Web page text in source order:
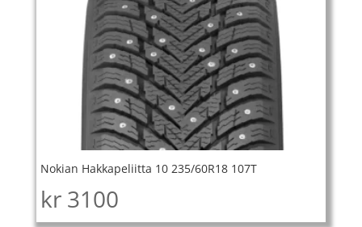
Nokian Hakkapeliitta 10 235/60R18 107T
kr 3100